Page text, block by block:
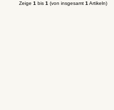
Zeige 1 bis 1 (von insgesamt 1 Artikeln)